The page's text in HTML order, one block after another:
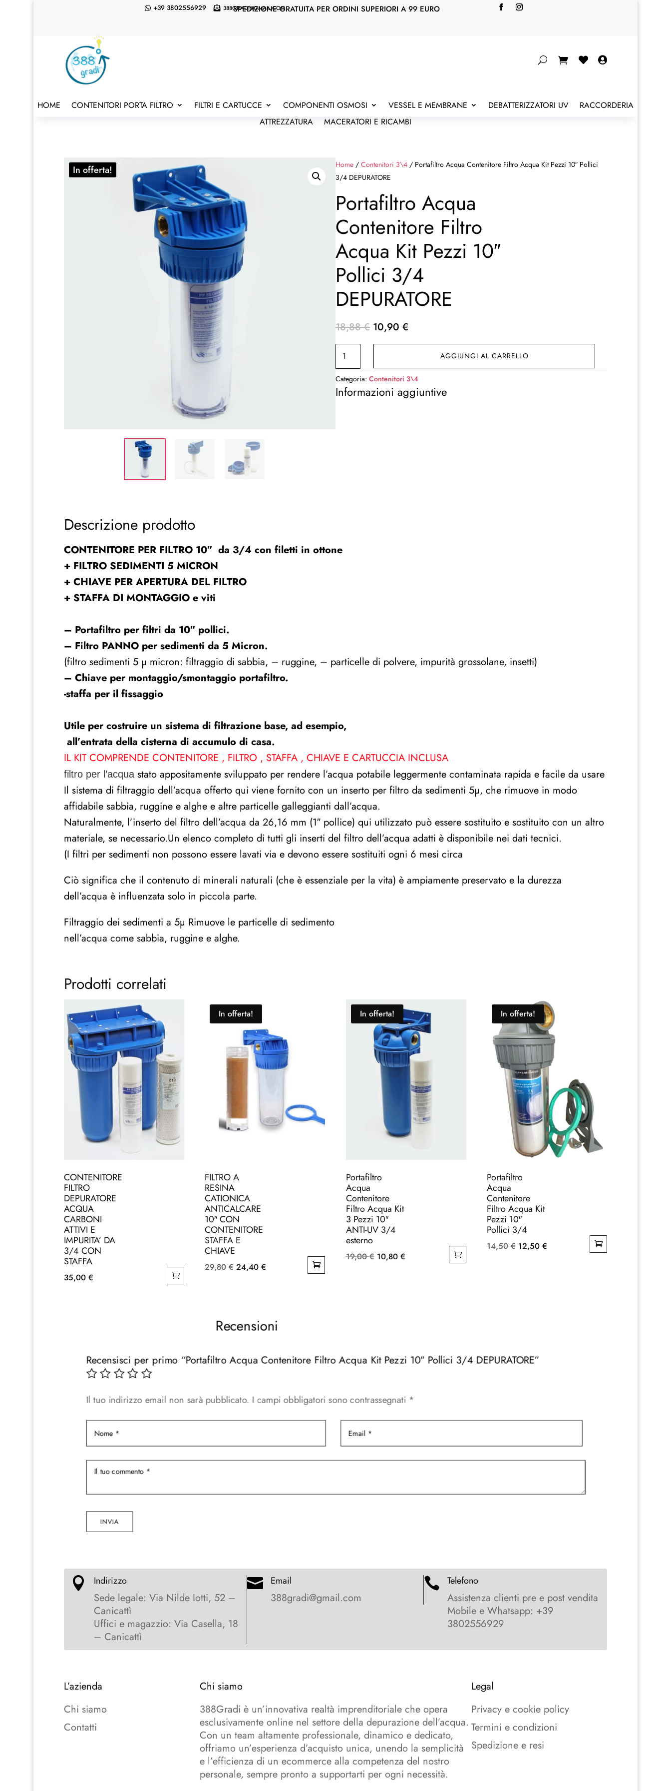
SPEDIZIONE GRATUITA PER ORDINI SUPERIORI A 99 EURO
 +39 3802556929  388GRADI@GMAIL.COM
 
HOME CONTENITORI PORTA FILTRO FILTRI E CARTUCCE COMPONENTI OSMOSI VESSEL E MEMBRANE DEBATTERIZZATORI UV
RACCORDERIA
ATTREZZATURA
MACERATORI E RICAMBI
In offerta! Home / Contenitori 3\4 / Portafiltro Acqua Contenitore Filtro Acqua Kit Pezzi 10″ Pollici
3/4 DEPURATORE
Portafiltro Acqua
Contenitore Filtro
Acqua Kit Pezzi 10″
Pollici 3/4
DEPURATORE
18,88€ Il
era:
18,88 €.
10,90 €
è:
10,90 €.
Portafiltro
Acqua
Contenitore
Filtro
AGGIUNGI AL CARRELLO
Categoria: Contenitori 3\4
Informazioni aggiuntive
Descrizione prodotto
CONTENITORE PER FILTRO 10″ da 3/4 con filetti in ottone
+ FILTRO SEDIMENTI 5 MICRON
+CHIAVE PER APERTURA DEL FILTRO
+STAFFA DI MONTAGGIO e viti
– Portafiltro per filtri da 10″ pollici.
– Filtro PANNO per sedimenti da 5 Micron.
(filtro sedimenti 5 µ micron: filtraggio di sabbia, – ruggine, – particelle di polvere, impurità grossolane, insetti)
– Chiave per montaggio/smontaggio portafiltro.
-staffa per il fissaggio
Utile per costruire un sistema di filtrazione base, ad esempio,
all’entrata della cisterna di accumulo di casa.
IL KIT COMPRENDE CONTENITORE , FILTRO , STAFFA , CHIAVE E CARTUCCIA INCLUSA
filtro per l’acquastato appositamente sviluppato per rendere l’acqua potabile leggermente contaminata rapida e facile da usare
Il sistema di filtraggio dell’acqua offerto qui viene fornito con un inserto per filtro da sedimenti 5µ, che rimuove in modo
affidabile sabbia, ruggine e alghe e altre particelle galleggianti dall’acqua.
Naturalmente, l’inserto del filtro dell’acqua da 26,16 mm (1″ pollice) qui utilizzato può essere sostituito e sostituito con un altro
materiale, se necessario.Un elenco completo di tutti gli inserti del filtro dell’acqua adatti è disponibile nei dati tecnici.
(I filtri per sedimenti non possono essere lavati via e devono essere sostituiti ogni 6 mesi circa
Ciò significa che il contenuto di minerali naturali (che è essenziale per la vita) è ampiamente preservato e la durezza
dell’acqua è influenzata solo in piccola parte.
Filtraggio dei sedimenti a 5µ Rimuove le particelle di sedimento
nell’acqua come sabbia, ruggine e alghe.
Prodotti correlati
CONTENITORE
FILTRO
DEPURATORE
ACQUA
CARBONI
ATTIVI E
IMPURITA’ DA
3/4 CON
STAFFA
35,00 €
In offerta!
FILTRO A
RESINA
CATIONICA
ANTICALCARE
10″ CON
CONTENITORE
STAFFA E
CHIAVE
29,80€ Il
29,80 €.
24,40€
24,40 €.
In offerta!
Portafiltro
Acqua
Contenitore
Filtro Acqua Kit
3 Pezzi 10″
ANTI-UV 3/4
esterno
19,00€ Il
10,80 €Il
In offerta!
Portafiltro
Acqua
Contenitore
Filtro Acqua Kit
Pezzi 10″
Pollici 3/4
14,50€ Il
12,50€
Recensioni
Recensisci per primo “Portafiltro Acqua Contenitore Filtro Acqua Kit Pezzi 10″ Pollici 3/4 DEPURATORE”
Il tuo indirizzo email non sarà pubblicato. I campi obbligatori sono contrassegnati *
INVIA
 Indirizzo
Sede legale: Via Nilde Iotti, 52 –
Canicattì
Uffici e magazzio: Via Casella, 18
– Canicattì
 Email
388gradi@gmail.com
 Telefono
Assistenza clienti pre e post vendita
Mobile e Whatsapp: +39
3802556929
L’azienda
Chi siamo
Contatti
Chi siamo
388Gradi è un’innovativa realtà imprenditoriale che opera
esclusivamente online nel settore della depurazione dell’acqua.
Con un team altamente professionale, dinamico e dedicato,
offriamo un’esperienza d’acquisto unica, unendo la semplicità
e l’efficienza di un ecommerce alla competenza del nostro
personale, sempre pronto a supportarti per ogni necessità.
Legal
Privacy e cookie policy
Termini e condizioni
Spedizione e resi